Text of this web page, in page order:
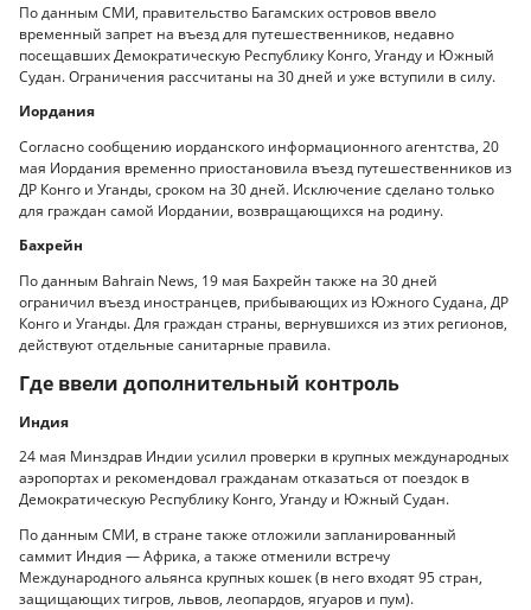
По данным СМИ, правительство Багамских островов ввело
временный запрет на въезд для путешественников, недавно
посещавших Демократическую Республику Конго, Уганду и Южный
Судан. Ограничения рассчитаны на 30 дней и уже вступили в силу.
Иордания
Согласно сообщению иорданского информационного агентства, 20
мая Иордания временно приостановила въезд путешественников из
ДР Конго и Уганды, сроком на 30 дней. Исключение сделано только
для граждан самой Иордании, возвращающихся на родину.
Бахрейн
По данным Bahrain News, 19 мая Бахрейн также на 30 дней
ограничил въезд иностранцев, прибывающих из Южного Судана, ДР
Конго и Уганды. Для граждан страны, вернувшихся из этих регионов,
действуют отдельные санитарные правила.
Где ввели дополнительный контроль
Индия
24 мая Минздрав Индии усилил проверки в крупных международных
аэропортах и рекомендовал гражданам отказаться от поездок в
Демократическую Республику Конго, Уганду и Южный Судан.
По данным СМИ, в стране также отложили запланированный
саммит Индия — Африка, а также отменили встречу
Международного альянса крупных кошек (в него входят 95 стран,
защищающих тигров, львов, леопардов, ягуаров и пум).